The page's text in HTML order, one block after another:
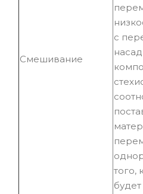
Смешивание
с
того,